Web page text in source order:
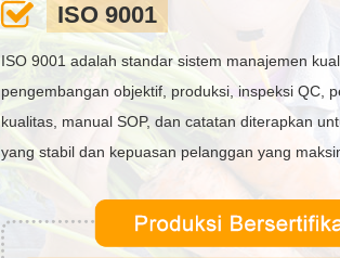
ISO 9001
ISO 9001 adalah standar sistem manajemen
pengembangan objektif, produksi, inspeksi QC,
kualitas, manual SOP, dan catatan diterapkan
yang stabil dan kepuasan pelanggan yang